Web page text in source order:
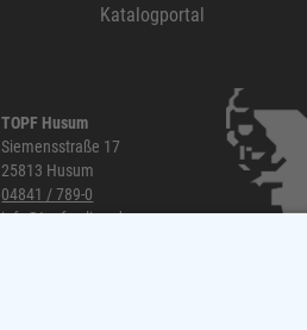
Katalogportal
TOPF Husum
Siemensstraße 17
25813 Husum
04841 / 789-0
info@topf-online.de